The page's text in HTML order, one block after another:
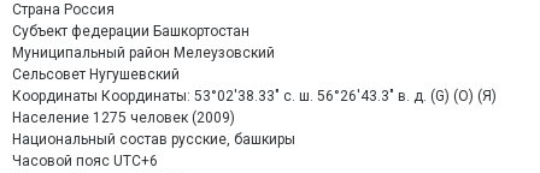
Страна Россия
Субъект федерации Башкортостан
Муниципальный район Мелеузовский
Сельсовет Нугушевский
Координаты Координаты: 53°02′38.33″ с. ш. 56°26′43.3″ в. д. (G) (O) (Я)
Население 1275 человек (2009)
Национальный состав русские, башкиры
Часовой пояс UTC+6